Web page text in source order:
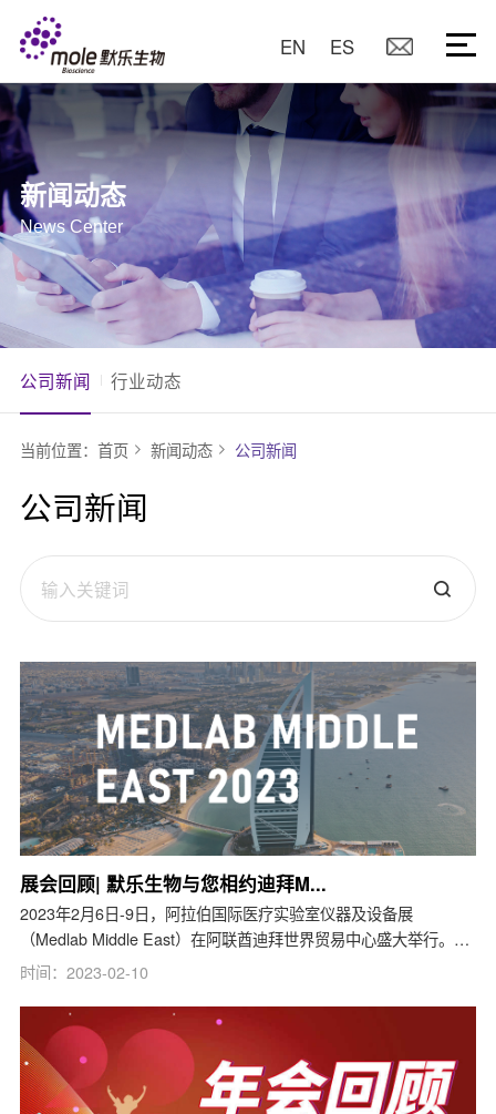
EN ES
新闻动态
News Center
公司新闻 行业动态
当前位置： 首页 新闻动态 公司新闻
公司新闻
展会回顾| 默乐生物与您相约迪拜M...
2023年2月6日-9日，阿拉伯国际医疗实验室仪器及设备展
（Medlab Middle East）在阿联酋迪拜世界贸易中心盛大举行。在
本...
时间：2023-02-10